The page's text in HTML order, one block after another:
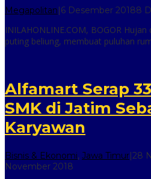
Megapolitan|6 Desember 20188
INILAHONLINE.COM, BOGOR
puting beliung, membuat puluhan
Alfamart Serap
SMK di Jatim
Karyawan
Bisnis & Ekonomi, Jawa Timur|28
November 2018